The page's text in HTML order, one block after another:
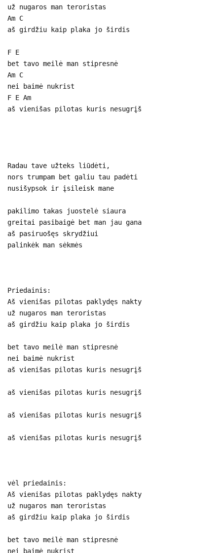
už nugaros man teroristas
Am C
aš girdžiu kaip plaka jo širdis
F E
bet tavo meilė man stipresnė
Am C
nei baimė nukrist
F E Am
aš vienišas pilotas kuris nesugrįš
Radau tave užteks liūdėti,
nors trumpam bet galiu tau padėti
nusišypsok ir įsileisk mane
pakilimo takas juostelė siaura
greitai pasibaigė bet man jau gana
aš pasiruošęs skrydžiui
palinkėk man sėkmės
Priedainis:
Aš vienišas pilotas paklydęs nakty
už nugaros man teroristas
aš girdžiu kaip plaka jo širdis
bet tavo meilė man stipresnė
nei baimė nukrist
aš vienišas pilotas kuris nesugrįš
aš vienišas pilotas kuris nesugrįš
aš vienišas pilotas kuris nesugrįš
aš vienišas pilotas kuris nesugrįš
vėl priedainis:
Aš vienišas pilotas paklydęs nakty
už nugaros man teroristas
aš girdžiu kaip plaka jo širdis
bet tavo meilė man stipresnė
nei baimė nukrist